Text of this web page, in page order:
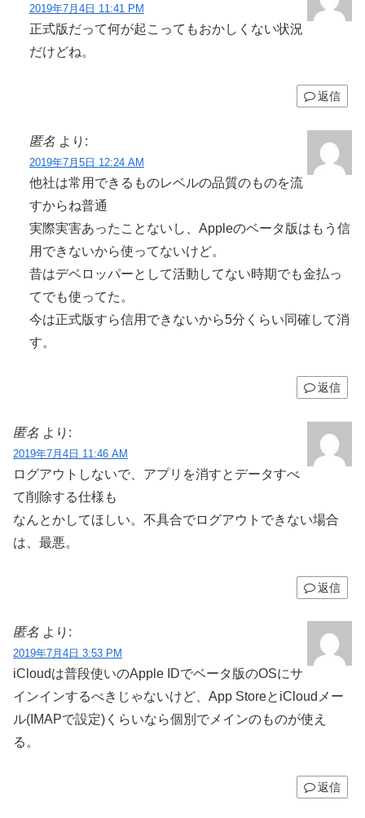
2019年7月4日 11:41 PM
正式版だって何が起こってもおかしくない状況
だけどね。
返信
匿名 より:
2019年7月5日 12:24 AM
他社は常用できるものレベルの品質のものを流
すからね普通
実際実害あったことないし、Appleのベータ版はもう信
用できないから使ってないけど。
昔はデベロッパーとして活動してない時期でも金払っ
てでも使ってた。
今は正式版すら信用できないから5分くらい同確して消
す。
返信
匿名 より:
2019年7月4日 11:46 AM
ログアウトしないで、アプリを消すとデータすべ
て削除する仕様も
なんとかしてほしい。不具合でログアウトできない場合
は、最悪。
返信
匿名 より:
2019年7月4日 3:53 PM
iCloudは普段使いのApple IDでベータ版のOSにサ
インインするべきじゃないけど、App StoreとiCloudメー
ル(IMAPで設定)くらいなら個別でメインのものが使え
る。
返信